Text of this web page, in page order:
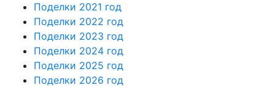
Поделки 2021 год
Поделки 2022 год
Поделки 2023 год
Поделки 2024 год
Поделки 2025 год
Поделки 2026 год